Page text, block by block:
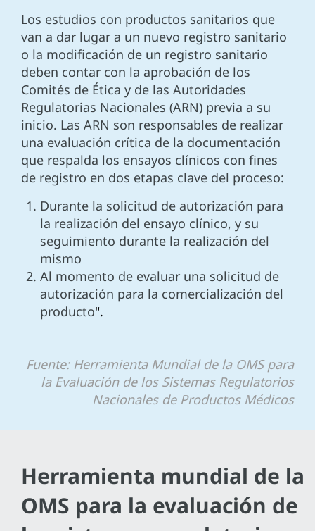
Los estudios con productos sanitarios que
van a dar lugar a un nuevo registro sanitario
o la modificación de un registro sanitario
deben contar con la aprobación de los
Comités de Ética y de las Autoridades
Regulatorias Nacionales (ARN) previa a su
inicio. Las ARN son responsables de realizar
una evaluación crítica de la documentación
que respalda los ensayos clínicos con fines
de registro en dos etapas clave del proceso:
Durante la solicitud de autorización para
la realización del ensayo clínico, y su
seguimiento durante la realización del
mismo
Al momento de evaluar una solicitud de
autorización para la comercialización del
producto".
Fuente: Herramienta Mundial de la OMS para
la Evaluación de los Sistemas Regulatorios
Nacionales de Productos Médicos
Herramienta mundial de la
OMS para la evaluación de